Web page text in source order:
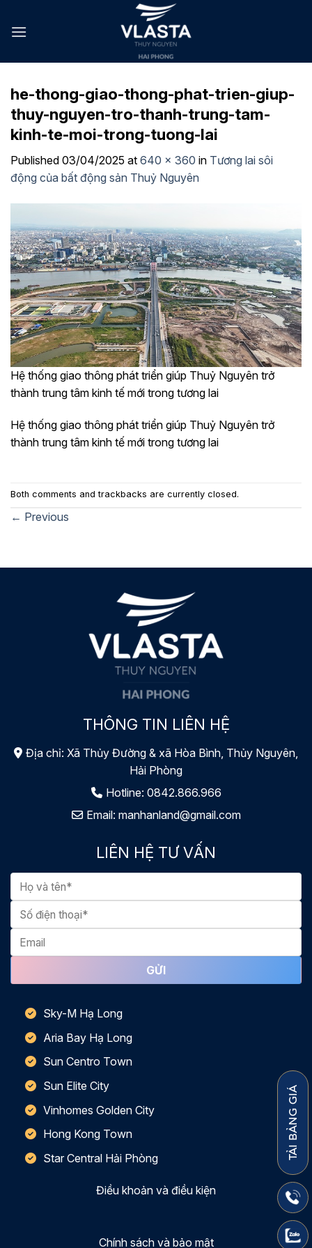
he-thong-giao-thong-phat-trien-giup-
thuy-nguyen-tro-thanh-trung-tam-
kinh-te-moi-trong-tuong-lai
Published 03/04/2025 at 640 × 360 in Tương lai sôi
động của bất động sản Thuỷ Nguyên
Hệ thống giao thông phát triển giúp Thuỷ Nguyên trở
thành trung tâm kinh tế mới trong tương lai
Hệ thống giao thông phát triển giúp Thuỷ Nguyên trở
thành trung tâm kinh tế mới trong tương lai
Both comments and trackbacks are currently closed.
← Previous
THÔNG TIN LIÊN HỆ
Địa chỉ: Xã Thủy Đường & xã Hòa Bình, Thủy Nguyên,
Hải Phòng
Hotline: 0842.866.966
Email: manhanland@gmail.com
LIÊN HỆ TƯ VẤN
Sky-M Hạ Long
Aria Bay Hạ Long
Sun Centro Town
Sun Elite City
Vinhomes Golden City
Hong Kong Town
Star Central Hải Phòng
Điều khoản và điều kiện
Chính sách và bảo mật
TẢI BẢNG GIÁ